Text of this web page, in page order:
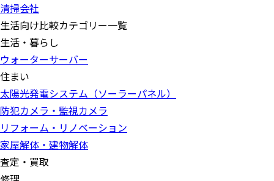
清掃会社
生活向け比較カテゴリー一覧
生活・暮らし
ウォーターサーバー
住まい
太陽光発電システム（ソーラーパネル）
防犯カメラ・監視カメラ
リフォーム・リノベーション
家屋解体・建物解体
査定・買取